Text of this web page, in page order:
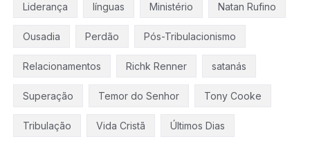
Liderança línguas Ministério Natan Rufino
Ousadia Perdão Pós-Tribulacionismo
Relacionamentos Richk Renner satanás
Superação Temor do Senhor Tony Cooke
Tribulação Vida Cristã Últimos Dias